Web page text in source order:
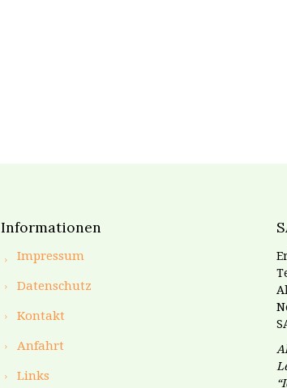
Informationen
Impressum
Datenschutz
Kontakt
Anfahrt
Links